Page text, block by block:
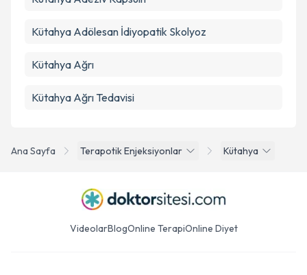
Ana Sayfa Terapotik Enjeksiyonlar Kütahya
Kütahya Adölesan İdiyopatik Skolyoz
Kütahya Ağrı
Kütahya Ağrı Tedavisi
VideolarBlogOnline TerapiOnline Diyet